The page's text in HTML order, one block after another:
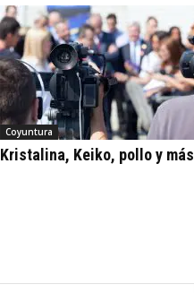
Coyuntura
Kristalina, Keiko, pollo y más